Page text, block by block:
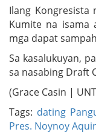
Ilang
Kumite na isama
mga dapat
Sa kasalukuyan,
sa nasabing Draft
(Grace Casin |
Tags: dating
Pres. Noynoy